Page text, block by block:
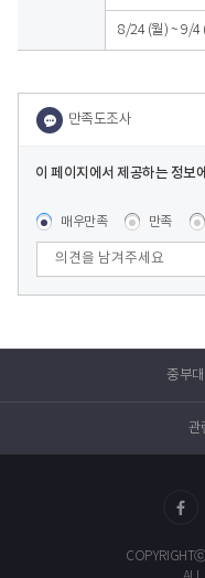
8/24 (월) ~ 9/4
이 페이지에서 제공하는 정보
콘텐츠 만족도 조사
매우만족 만족
관
스북
중부